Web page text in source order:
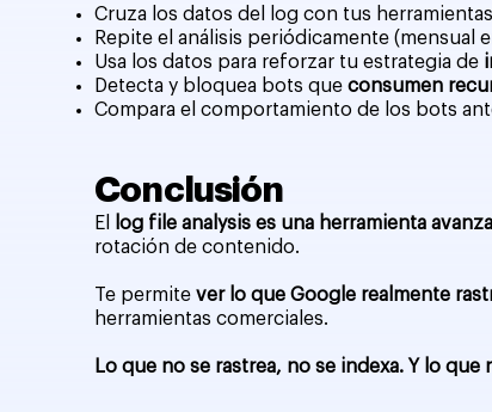
Cruza los datos del log con tus
Repite el análisis periódicamente (mensual
Usa los datos para reforzar tu estrategia de
Detecta y bloquea bots queconsumen
Compara el comportamiento de los bots
Conclusión
El log file analysis es una herramienta
rotación de contenido.
Te permitever lo que Google realmente
herramientas comerciales.
Lo que no se rastrea, no se indexa. Y lo que